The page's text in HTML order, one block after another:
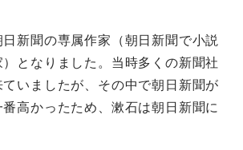
新聞の専属作家（朝日新聞で小説
となりました。当時多くの新聞社
いましたが、その中で朝日新聞が
高かったため、漱石は朝日新聞に